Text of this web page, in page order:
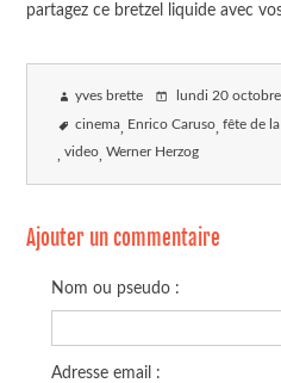
partagez ce bretzel liquide avec
yves brette lundi 20
cinema Enrico Caruso fête de
video Werner Herzog
Ajouter un commentaire
Nom ou pseudo :
Adresse email :